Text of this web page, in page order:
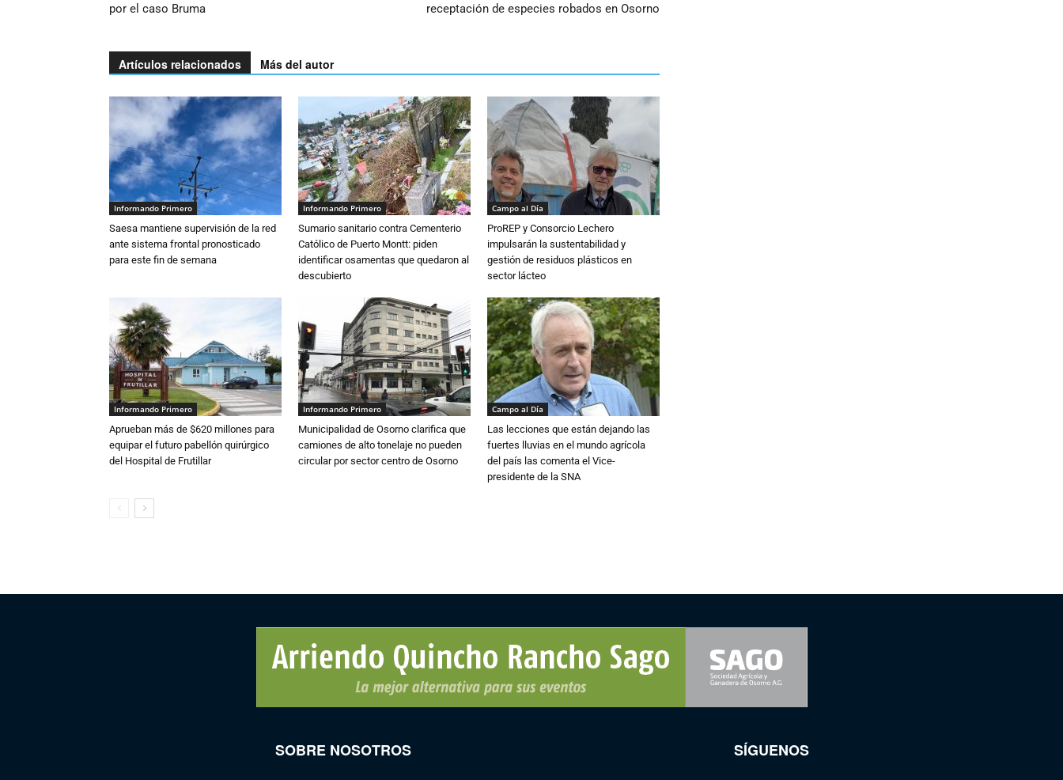
por el caso Bruma
receptación de especies robados en Osorno
Artículos relacionados Más del autor
Informando Primero
Saesa mantiene supervisión de la red
ante sistema frontal pronosticado
para este fin de semana
Informando Primero
Sumario sanitario contra Cementerio
Católico de Puerto Montt: piden
identificar osamentas que quedaron al
descubierto
Campo al Día
ProREP y Consorcio Lechero
impulsarán la sustentabilidad y
gestión de residuos plásticos en
sector lácteo
Informando Primero
Aprueban más de $620 millones para
equipar el futuro pabellón quirúrgico
del Hospital de Frutillar
Informando Primero
Municipalidad de Osorno clarifica que
camiones de alto tonelaje no pueden
circular por sector centro de Osorno
Campo al Día
Las lecciones que están dejando las
fuertes lluvias en el mundo agrícola
del país las comenta el Vice-
presidente de la SNA
SOBRE NOSOTROS SÍGUENOS